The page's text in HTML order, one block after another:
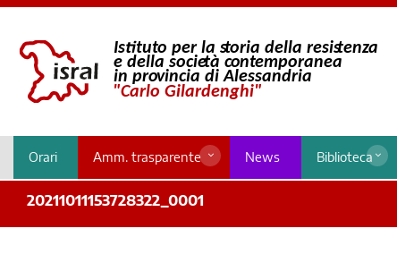
Orari Amm. trasparente News Biblioteca
20211011153728322_0001